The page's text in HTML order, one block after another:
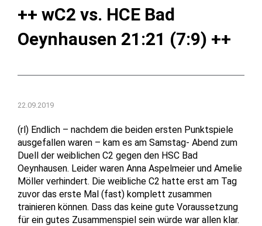
++ wC2 vs. HCE Bad
Oeynhausen 21:21 (7:9) ++
22.09.2019
(rl) Endlich – nachdem die beiden ersten Punktspiele
ausgefallen waren – kam es am Samstag- Abend zum
Duell der weiblichen C2 gegen den HSC Bad
Oeynhausen. Leider waren Anna Aspelmeier und Amelie
Möller verhindert. Die weibliche C2 hatte erst am Tag
zuvor das erste Mal (fast) komplett zusammen
trainieren können. Dass das keine gute Voraussetzung
für ein gutes Zusammenspiel sein würde war allen klar.